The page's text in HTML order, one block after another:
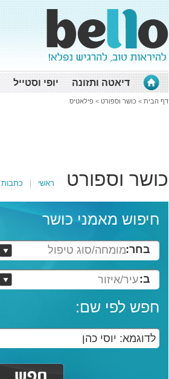
דיאטה ותזונה יופי וסטייל
דף הבית > כושר וספורט > פילאטיס
כושר וספורט ראשי כתבות
חיפוש מאמני כושר
בחר:מומחה/סוג טיפול
ב:עיר/איזור
חפש לפי שם: